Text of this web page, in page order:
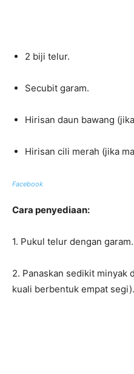
2 biji telur.
Secubit garam.
Hirisan daun bawang
Hirisan cili merah (jika
Facebook
Cara penyediaan:
1. Pukul telur dengan garam.
2. Panaskan sedikit minyak
kuali berbentuk empat